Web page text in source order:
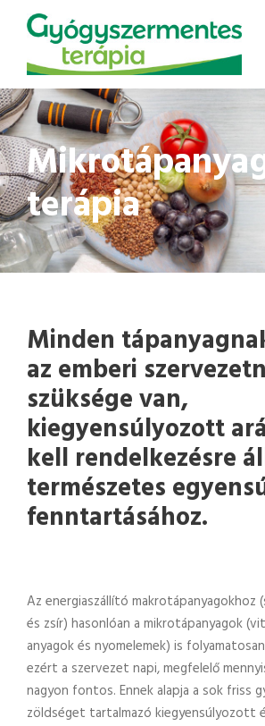
terápia
Minden
az emberi
szüksége van,
kiegyensúlyozott
kell rendelkezésre
természetes
fenntartásához.
Az energiaszállító makrotápanyagokhoz
és zsír) hasonlóan a mikrotápanyagok
anyagok és nyomelemek) is
ezért a szervezet napi, megfelelő
nagyon fontos. Ennek alapja a sok friss
zöldséget tartalmazó kiegyensúlyozott